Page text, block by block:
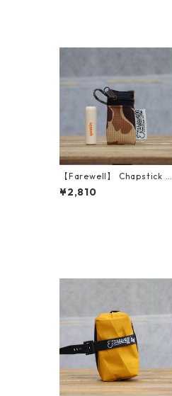
【Farewell】 Chapstick D
angler™ （Duck Camo）
¥2,810